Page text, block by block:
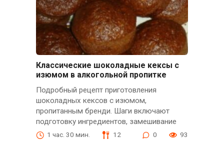
Классические шоколадные кексы с
изюмом в алкогольной пропитке
Подробный рецепт приготовления
шоколадных кексов с изюмом,
пропитанным бренди. Шаги включают
подготовку ингредиентов, замешивание
1 час. 30 мин. 12 0 93